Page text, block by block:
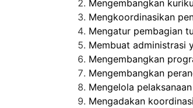
Mengembangkan
Mengkoordinasikan
Mengatur pembagian
Membuat administrasi
Mengembangkan
Mengembangkan
Mengelola
Mengadakan